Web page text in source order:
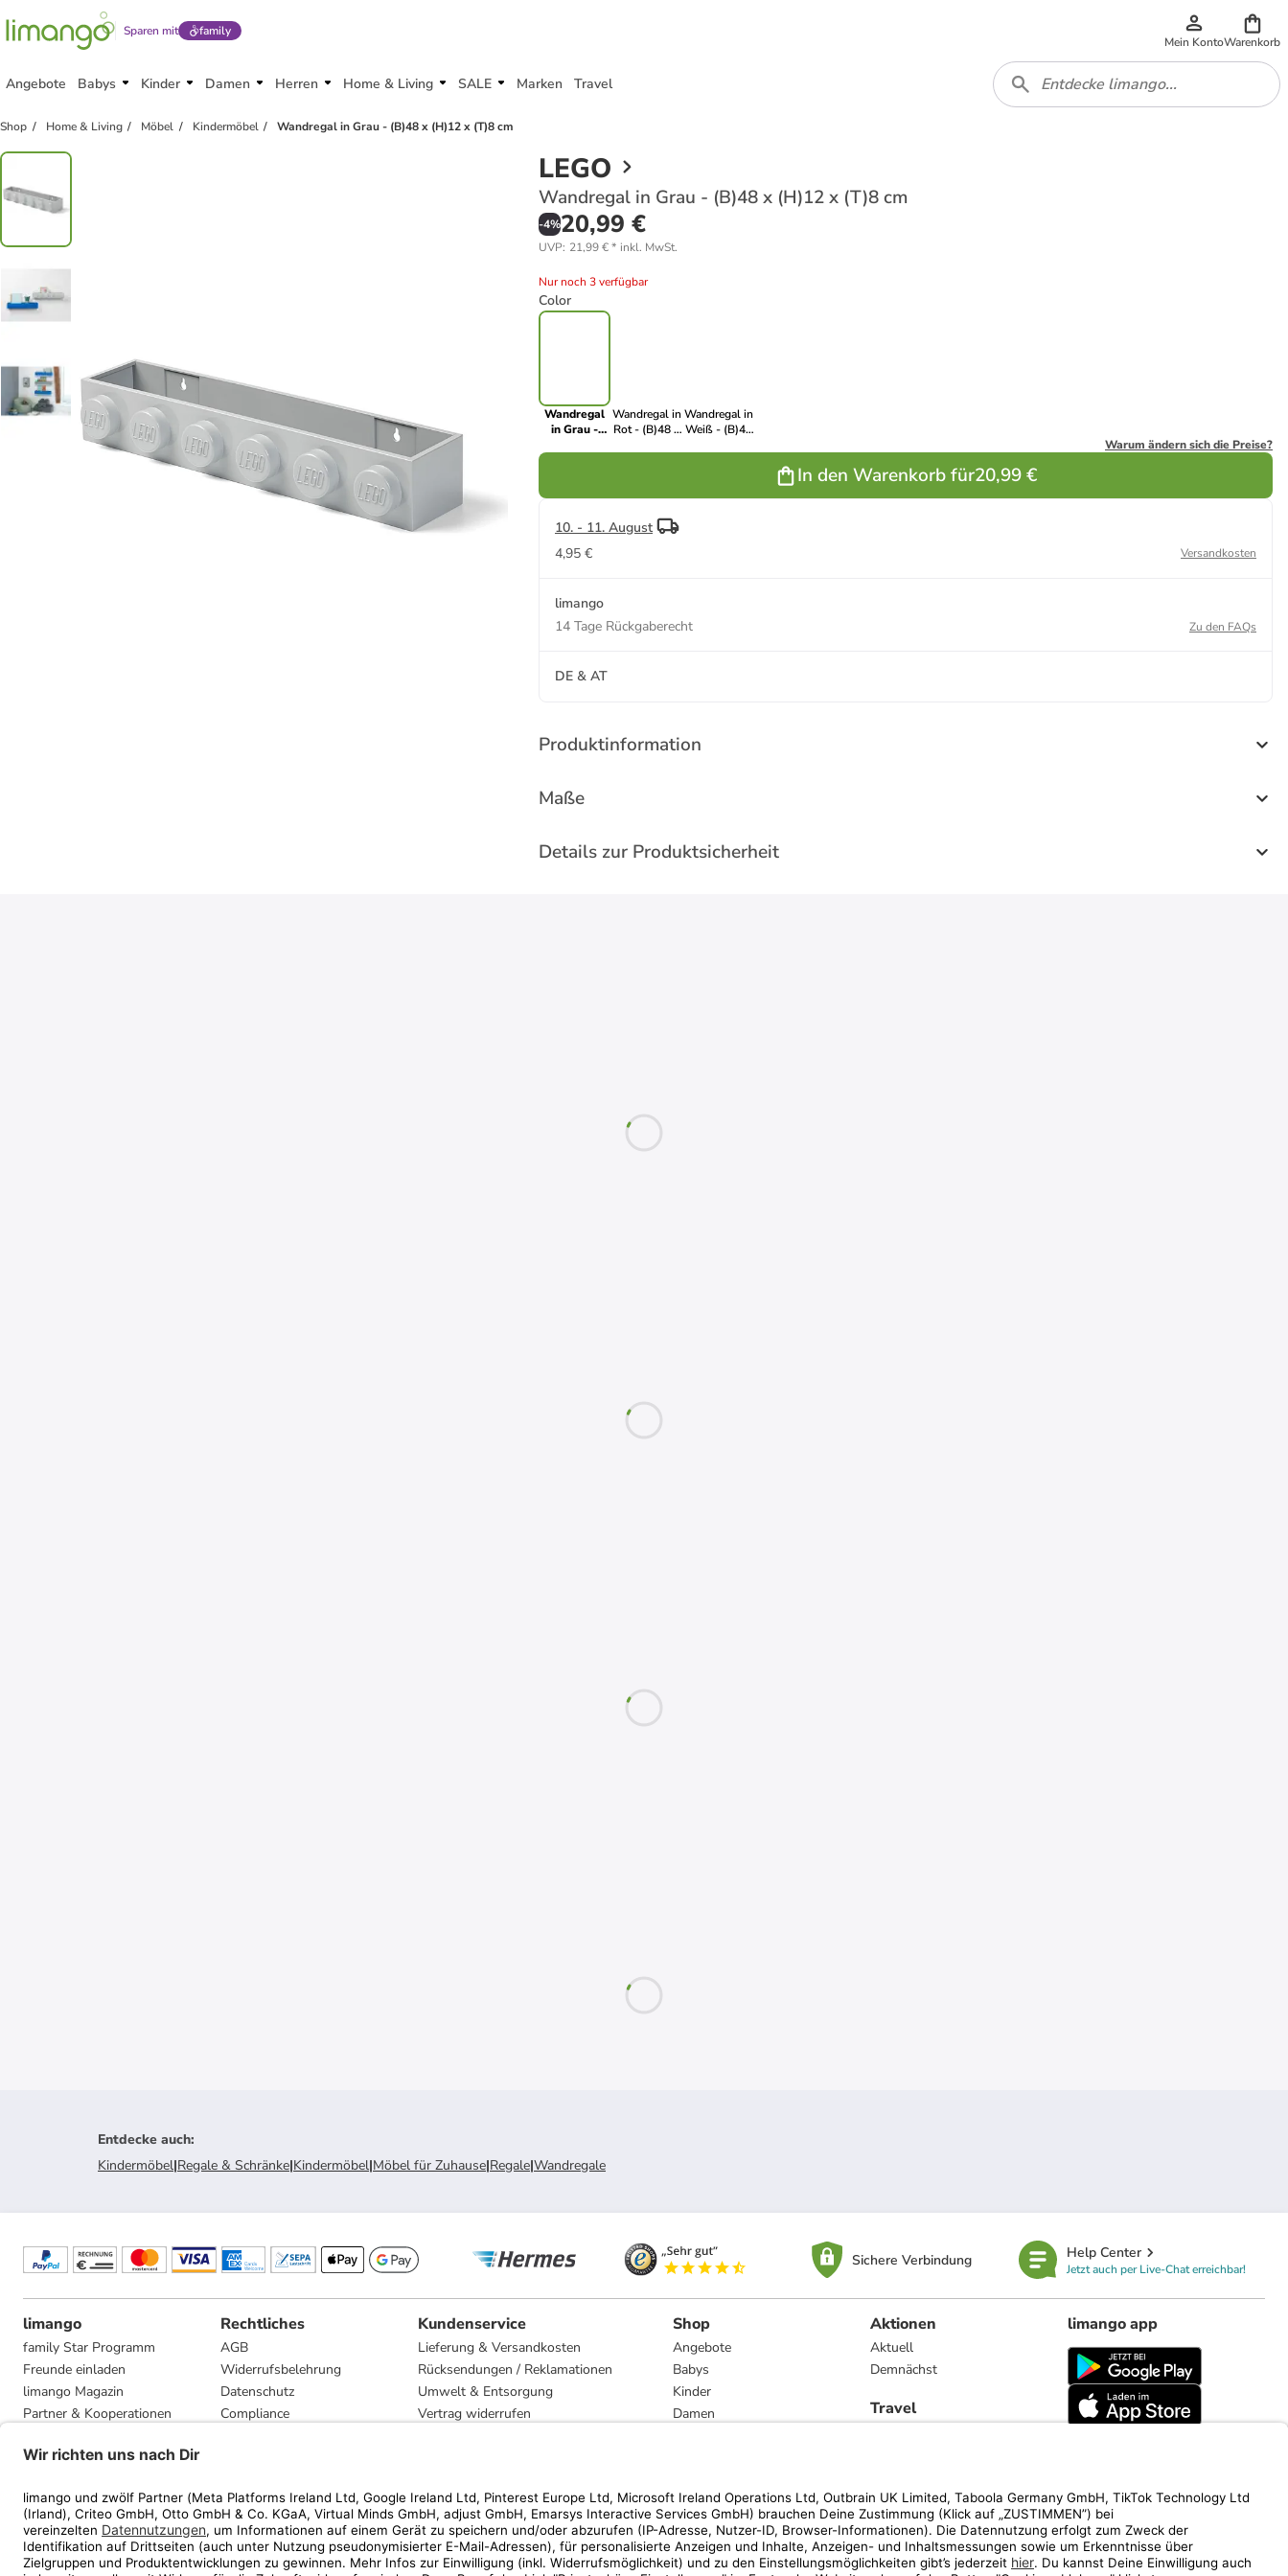
Sparen mit family
Mein KontoWarenkorb
Angebote Babys Kinder Damen Herren Home & Living SALE Marken Travel
Shop Home & Living Möbel Kindermöbel Wandregal in Grau - (B)48 x (H)12 x (T)8 cm
LEGO
Wandregal in Grau - (B)48 x (H)12 x (T)8 cm
-4%20,99 €
UVP: 21,99 €* inkl. MwSt.
Nur noch 3 verfügbar
Color
Wandregal
in Grau -
(H)12 x (T)8
Wandregal in
Rot - (B)48 x
Wandregal in
Weiß - (B)48
Warum ändern sich die Preise?
In den Warenkorb für20,99 €
10. - 11. August
4,95 €
Versandkosten
limango
14 Tage Rückgaberecht
Zu den FAQs
DE & AT
Produktinformation
Maße
Details zur Produktsicherheit
Entdecke auch:
Kindermöbel|Regale & Schränke|Kindermöbel|Möbel für Zuhause|Regale|Wandregale
Sichere Verbindung Help Center
Jetzt auch per Live-Chat erreichbar!
limango
family Star Programm
Freunde einladen
limango Magazin
Partner & Kooperationen
Presse
Rechtliches
AGB
Widerrufsbelehrung
Datenschutz
Compliance
Kundenservice
Lieferung & Versandkosten
Rücksendungen / Reklamationen
Umwelt & Entsorgung
Vertrag widerrufen
Shop
Angebote
Babys
Kinder
Damen
Marken
Aktionen
Aktuell
Demnächst
Travel
limango app
limango.nl limango.pl